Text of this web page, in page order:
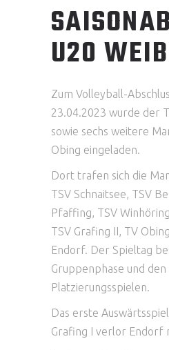
U20
Zum Volleyball-
23.04.2023 wurde der
sowie sechs weitere
Obing eingeladen.
Dort trafen sich die
TSV Schnaitsee, TSV
Pfaffing, TSV
TSV Grafing II, TV
Endorf. Der Spieltag
Gruppenphase und
Platzierungsspielen.
Das erste
Grafing I verlor Endorf